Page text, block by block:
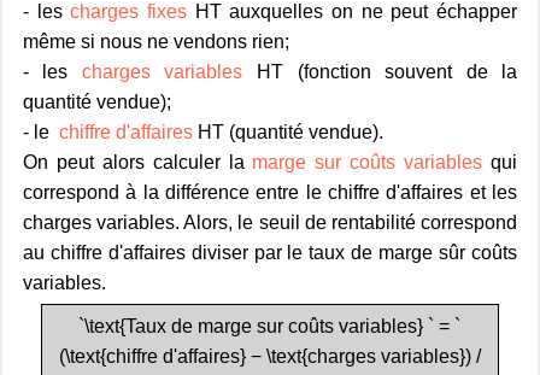
- lescharges fixesHT auxquelles on ne peut échapper
même si nous ne vendons rien;
- les charges variables HT (fonction souvent de la
quantité vendue);
- le chiffre d'affairesHT (quantité vendue).
On peut alors calculer la marge sur coûts variables qui
correspond à la différence entre le chiffre d'affaires et les
charges variables. Alors, le seuil de rentabilité correspond
au chiffre d'affaires diviser par le taux de marge sûr coûts
variables.
`\text{Taux de marge sur coûts variables} ` = `
(\text{chiffre d'affaires} − \text{charges variables}) /